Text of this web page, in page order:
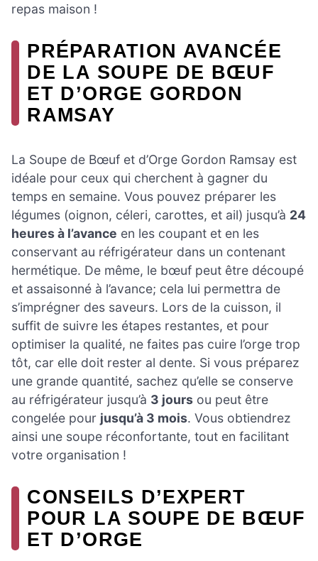
repas maison !
PRÉPARATION AVANCÉE
DE LA SOUPE DE BŒUF
ET D’ORGE GORDON
RAMSAY
La Soupe de Bœuf et d’Orge Gordon Ramsay est
idéale pour ceux qui cherchent à gagner du
temps en semaine. Vous pouvez préparer les
légumes (oignon, céleri, carottes, et ail) jusqu’à 24
heures à l’avance en les coupant et en les
conservant au réfrigérateur dans un contenant
hermétique. De même, le bœuf peut être découpé
et assaisonné à l’avance; cela lui permettra de
s’imprégner des saveurs. Lors de la cuisson, il
suffit de suivre les étapes restantes, et pour
optimiser la qualité, ne faites pas cuire l’orge trop
tôt, car elle doit rester al dente. Si vous préparez
une grande quantité, sachez qu’elle se conserve
au réfrigérateur jusqu’à 3 jours ou peut être
congelée pour jusqu’à 3 mois. Vous obtiendrez
ainsi une soupe réconfortante, tout en facilitant
votre organisation !
CONSEILS D’EXPERT
POUR LA SOUPE DE BŒUF
ET D’ORGE